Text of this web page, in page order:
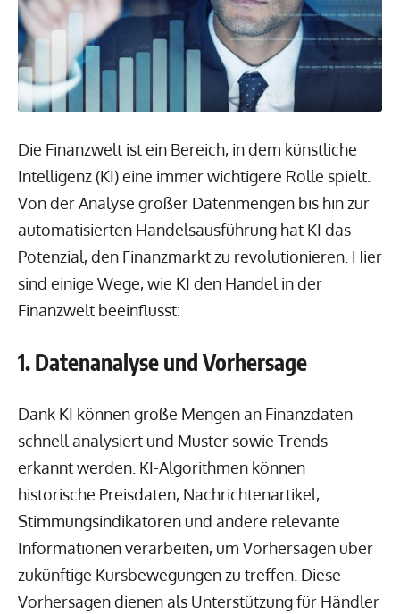
Die Finanzwelt ist ein Bereich, in dem künstliche
Intelligenz (KI) eine immer wichtigere Rolle spielt.
Von der Analyse großer Datenmengen bis hin zur
automatisierten Handelsausführung hat KI das
Potenzial, den Finanzmarkt zu revolutionieren. Hier
sind einige Wege, wie KI den Handel in der
Finanzwelt beeinflusst:
1. Datenanalyse und Vorhersage
Dank KI können große Mengen an Finanzdaten
schnell analysiert und Muster sowie Trends
erkannt werden. KI-Algorithmen können
historische Preisdaten, Nachrichtenartikel,
Stimmungsindikatoren und andere relevante
Informationen verarbeiten, um Vorhersagen über
zukünftige Kursbewegungen zu treffen. Diese
Vorhersagen dienen als Unterstützung für Händler